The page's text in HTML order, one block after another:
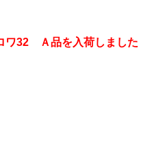
ワ32 Ａ品を入荷しました